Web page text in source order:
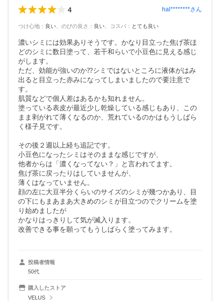
4 hal********さん
つけ心地 ： 良い のびの良さ ： 良い コスパ ： とても良い
濃いシミには効果ありそうです。かなり目立った焦げ茶ほ
どのシミに数日塗って、若干和らいで小豆色に見える感じ
がします。
ただ、効能が強いのか⁇シミではないところに液体がはみ
出ると目立った赤みになってしまいましたので要注意で
す。
肌質などで個人差はあるかも知れません。
塗っている表皮が最近少し乾燥している感じもあり、この
まま剥がれて薄くなるのか、荒れているのかはもうしばら
く様子見です。
その後２週以上経ち追記です。
小豆色になったシミはそのままな感じですが、
他者からは「濃くなってない？」と言われてます。
焦げ茶に戻ったりはしていませんが、
薄くはなっていません。
顔の左に大豆半分くらいのサイズのシミが幾つかあり、目
の下にもまあまあ大きめのシミが目立つのでクリームを塗
り始めましたが
かなりはっきりして気が滅入ります。
改善できる事を願ってもうしばらく塗ってみます。
投稿者情報
50代
購入したストア
VELUS